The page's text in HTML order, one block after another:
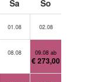
Sa So
01.08 02.08
08.08 09.08 ab
€ 273,00